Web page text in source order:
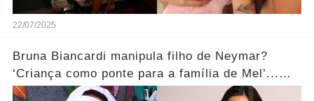
22/07/2025
Bruna Biancardi manipula filho de Neymar?
‘Criança como ponte para a família de Mel’...
Ver mais